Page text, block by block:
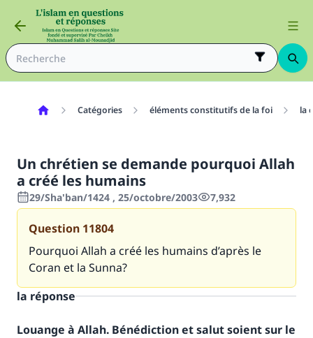
Catégories éléments constitutifs de la foi la
Un chrétien se demande pourquoi Allah
a créé les humains
29/Sha'ban/1424 , 25/octobre/2003 7,932
Question 11804
Pourquoi Allah a créé les humains d’après le
Coran et la Sunna?
la réponse
Louange à Allah. Bénédiction et salut soient sur le